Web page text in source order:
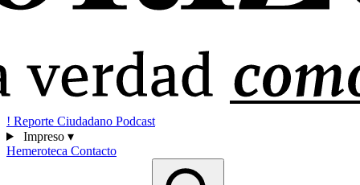
! Reporte Ciudadano Podcast
Impreso ▾
Hemeroteca Contacto